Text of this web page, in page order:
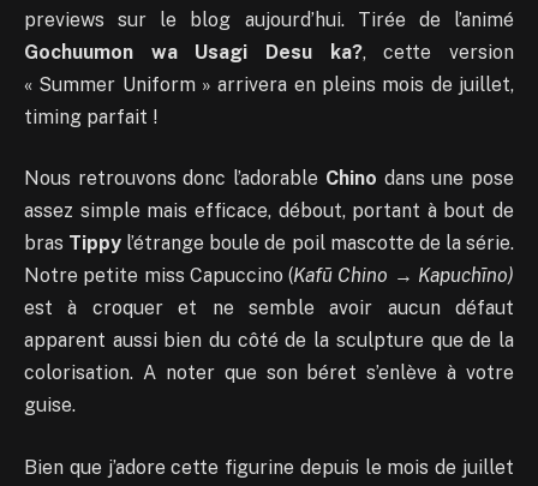
previews sur le blog aujourd’hui. Tirée de l’animé
Gochuumon wa Usagi Desu ka?, cette version
« Summer Uniform » arrivera en pleins mois de juillet,
timing parfait !
Nous retrouvons donc l’adorable Chino dans une pose
assez simple mais efficace, débout, portant à bout de
bras Tippy l’étrange boule de poil mascotte de la série.
Notre petite miss Capuccino (Kafū Chino → Kapuchīno)
est à croquer et ne semble avoir aucun défaut
apparent aussi bien du côté de la sculpture que de la
colorisation. A noter que son béret s’enlève à votre
guise.
Bien que j’adore cette figurine depuis le mois de juillet